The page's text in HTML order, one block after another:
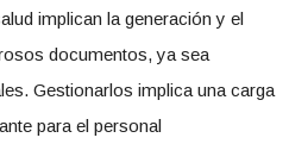
implican la generación y el
documentos, ya sea
Gestionarlos implica una carga
para el personal